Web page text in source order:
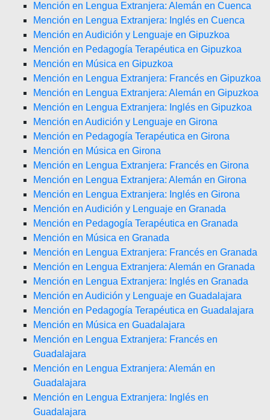
Mención en Lengua Extranjera: Alemán en Cuenca
Mención en Lengua Extranjera: Inglés en Cuenca
Mención en Audición y Lenguaje en Gipuzkoa
Mención en Pedagogía Terapéutica en Gipuzkoa
Mención en Música en Gipuzkoa
Mención en Lengua Extranjera: Francés en Gipuzkoa
Mención en Lengua Extranjera: Alemán en Gipuzkoa
Mención en Lengua Extranjera: Inglés en Gipuzkoa
Mención en Audición y Lenguaje en Girona
Mención en Pedagogía Terapéutica en Girona
Mención en Música en Girona
Mención en Lengua Extranjera: Francés en Girona
Mención en Lengua Extranjera: Alemán en Girona
Mención en Lengua Extranjera: Inglés en Girona
Mención en Audición y Lenguaje en Granada
Mención en Pedagogía Terapéutica en Granada
Mención en Música en Granada
Mención en Lengua Extranjera: Francés en Granada
Mención en Lengua Extranjera: Alemán en Granada
Mención en Lengua Extranjera: Inglés en Granada
Mención en Audición y Lenguaje en Guadalajara
Mención en Pedagogía Terapéutica en Guadalajara
Mención en Música en Guadalajara
Mención en Lengua Extranjera: Francés en
Guadalajara
Mención en Lengua Extranjera: Alemán en
Guadalajara
Mención en Lengua Extranjera: Inglés en
Guadalajara